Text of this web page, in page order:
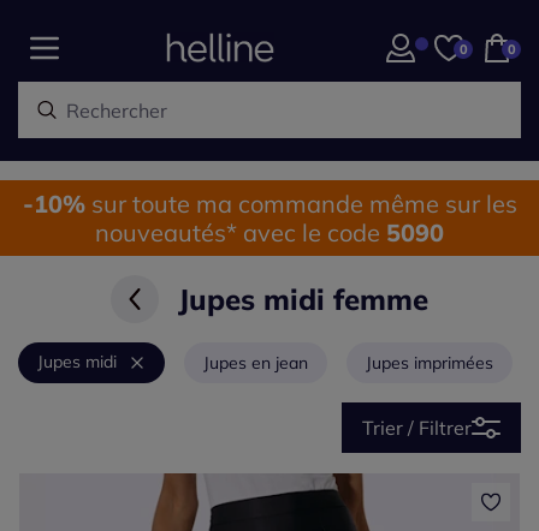
0 0
-10%sur toute ma commande même sur les
nouveautés* avec le code 5090
Jupes midi femme
Jupes midi Jupes en jean Jupes imprimées
Trier / Filtrer